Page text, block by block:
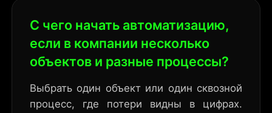
С чего начать автоматизацию,
если в компании несколько
объектов и разные процессы?
Выбрать один объект или один сквозной
процесс, где потери видны в цифрах.